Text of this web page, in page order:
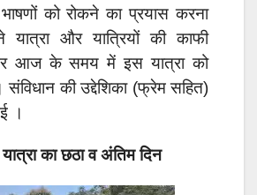
को रोकने का प्रयास करना
और यात्रियों की काफी
आज के समय में इस यात्रा को
संविधान की उद्देशिका (फ्रेम सहित)
।
का छठा व अंतिम दिन